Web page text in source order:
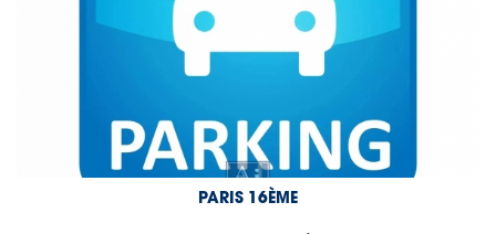
PARIS 16ÈME